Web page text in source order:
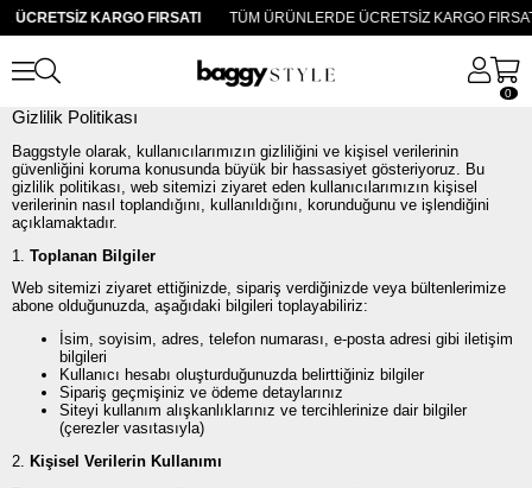
ÜCRETSİZ KARGO FIRSATI TÜM ÜRÜNLERDE ÜCRETSİZ KARGO
0
Gizlilik Politikası
Baggstyle olarak, kullanıcılarımızın gizliliğini ve kişisel verilerinin
güvenliğini koruma konusunda büyük bir hassasiyet gösteriyoruz. Bu
gizlilik politikası, web sitemizi ziyaret eden kullanıcılarımızın kişisel
verilerinin nasıl toplandığını, kullanıldığını, korunduğunu ve işlendiğini
açıklamaktadır.
1. Toplanan Bilgiler
Web sitemizi ziyaret ettiğinizde, sipariş verdiğinizde veya bültenlerimize
abone olduğunuzda, aşağıdaki bilgileri toplayabiliriz:
İsim, soyisim, adres, telefon numarası, e-posta adresi gibi iletişim
bilgileri
Kullanıcı hesabı oluşturduğunuzda belirttiğiniz bilgiler
Sipariş geçmişiniz ve ödeme detaylarınız
Siteyi kullanım alışkanlıklarınız ve tercihlerinize dair bilgiler
(çerezler vasıtasıyla)
2.
Kişisel Verilerin Kullanımı